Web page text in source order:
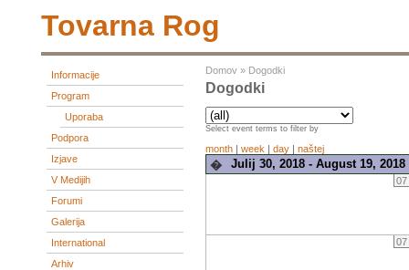
Tovarna Rog
Informacije
Program
Uporaba
Podpora
Izjave
V Medijih
Forumi
Galerija
International
Arhiv
Domov » Dogodki
Dogodki
Select event terms to filter by
month | week | day | naštej
� Julij 30, 2018 - August 19, 2018
07
07